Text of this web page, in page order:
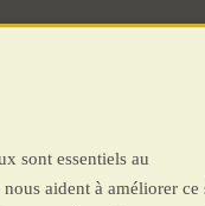
sont essentiels au
nous aident à améliorer ce